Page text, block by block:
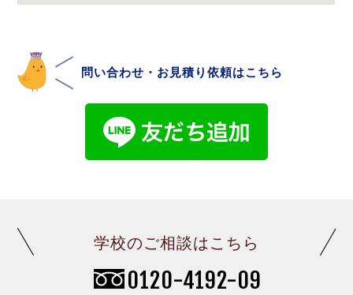
問い合わせ・お見積り依頼はこちら
学校のご相談はこちら
0120-4192-09